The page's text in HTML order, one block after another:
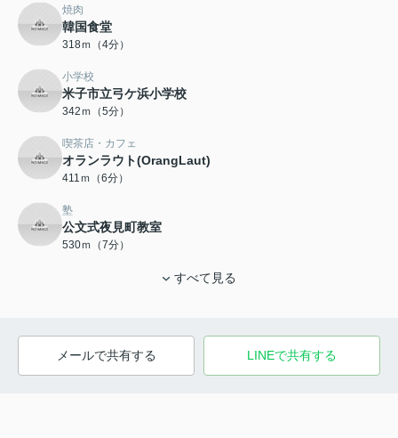
焼肉
韓国食堂
318ｍ（4分）
小学校
米子市立弓ケ浜小学校
342ｍ（5分）
喫茶店・カフェ
オランラウト(OrangLaut)
411ｍ（6分）
塾
公文式夜見町教室
530ｍ（7分）
すべて見る
メールで共有する LINEで共有する